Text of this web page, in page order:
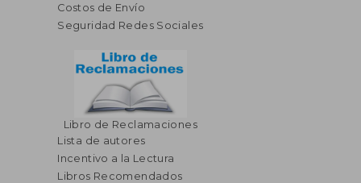
45%
dcto.
$ 49.23
$ 27.07
Costos de Envío
Seguridad Redes Sociales
Libro de Reclamaciones
Lista de autores
Incentivo a la Lectura
Libros Recomendados